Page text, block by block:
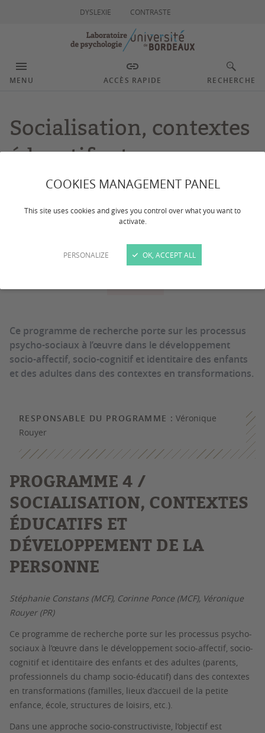
COOKIES MANAGEMENT PANEL
This site uses cookies and gives you control over what you want to
activate.
PERSONALIZE OK, ACCEPT ALL
DYSLEXIE CONTRASTE
MENU ACCÈS RAPIDE RECHERCHE
Socialisation, contextes
éducatifs et
développement de la
personne
Ce programme de recherche porte sur les processus
psycho-sociaux à l’œuvre dans le développement
socio-affectif, socio-cognitif et identitaire des enfants
et des adultes dans des contextes en transformations.
RESPONSABLE DU PROGRAMME : Véronique
Rouyer
PROGRAMME 4 /
SOCIALISATION, CONTEXTES
ÉDUCATIFS ET
DÉVELOPPEMENT DE LA
PERSONNE
Stéphanie Constans (MCF), Corinne Ponce (MCF), Véronique
Rouyer (PR)
Ce programme de recherche porte sur les processus psycho-
sociaux à l’œuvre dans le développement socio-affectif, socio-
cognitif et identitaire des enfants et des adultes (parents,
professionnels du champ socio-éducatif) dans des contextes
en transformations (familles, lieux d’accueil de la petite
enfance, école, structures de loisirs, etc.).
Dans une approche socio-constructiviste, l’objectif est